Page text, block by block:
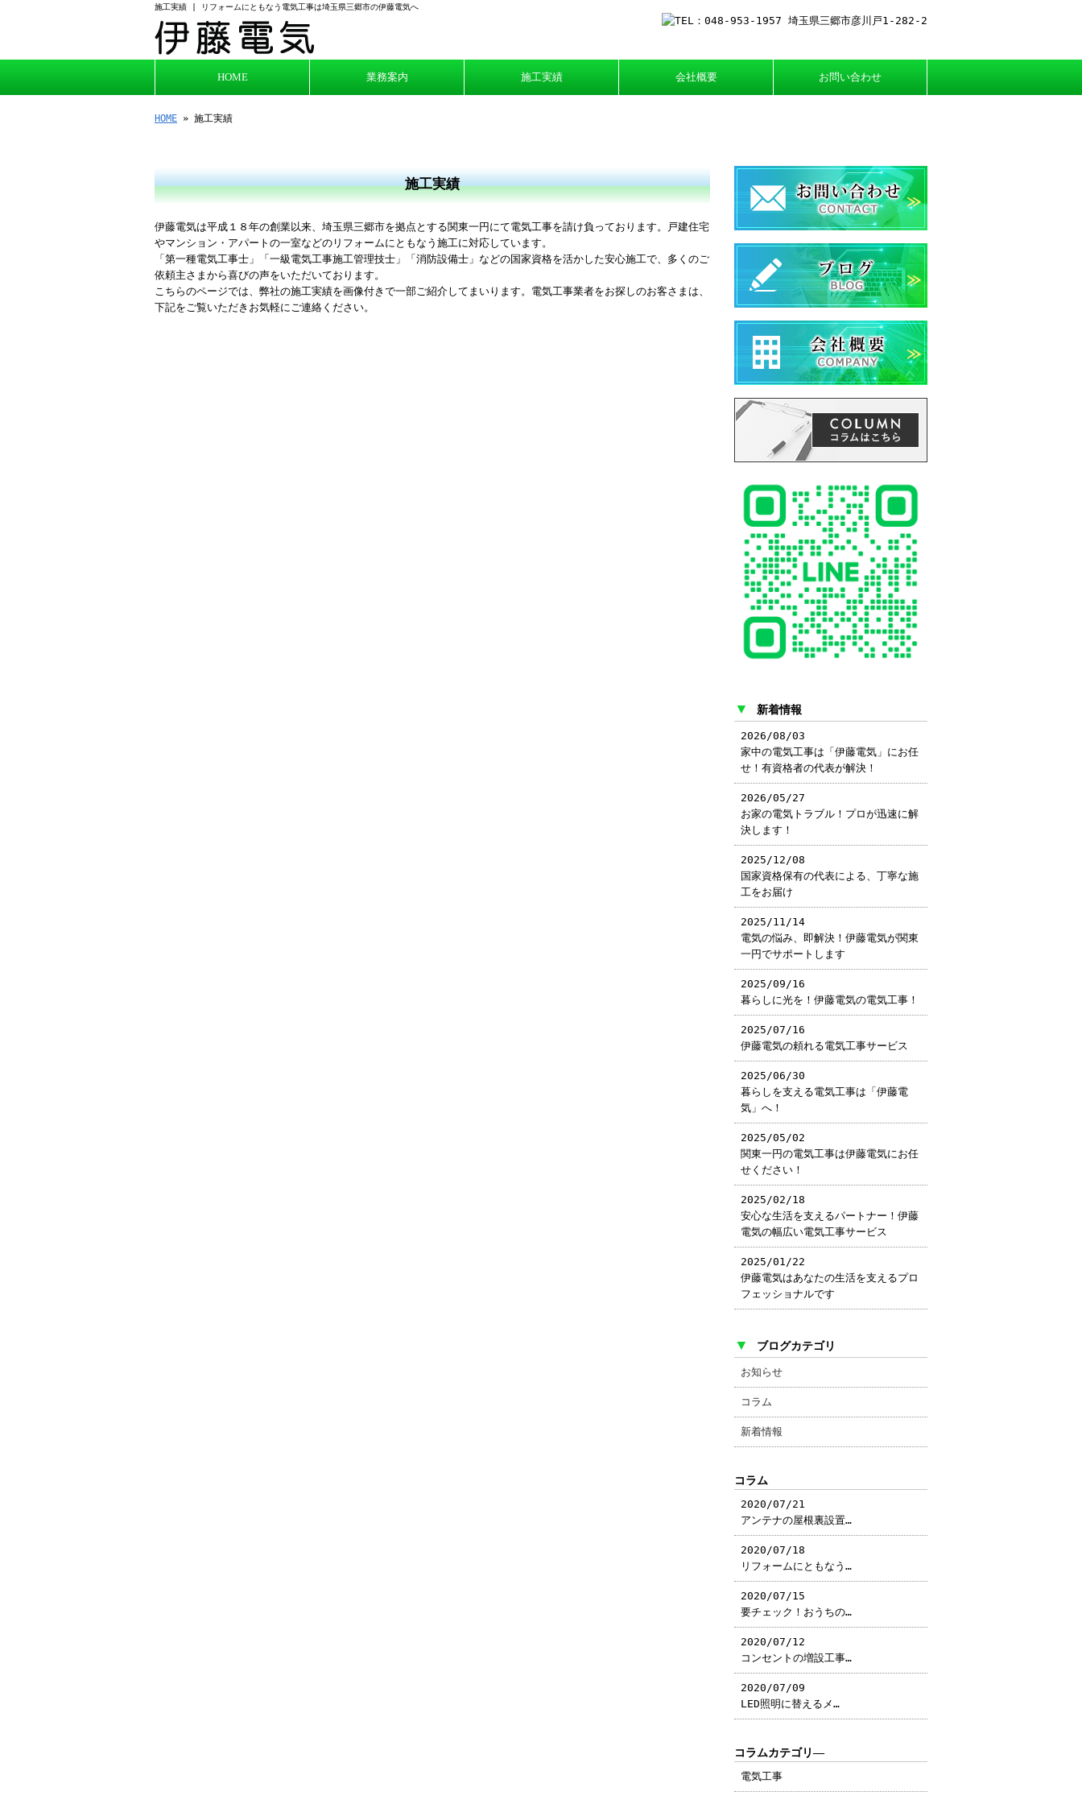
施工実績 | リフォームにともなう電気工事は埼玉県三郷市の伊藤電気へ
HOME 業務案内 施工実績 会社概要 お問い合わせ
HOME » 施工実績
施工実績
伊藤電気は平成１８年の創業以来、埼玉県三郷市を拠点とする関東一円にて電気工事を請け負っております。戸建住宅
やマンション・アパートの一室などのリフォームにともなう施工に対応しています。
「第一種電気工事士」「一級電気工事施工管理技士」「消防設備士」などの国家資格を活かした安心施工で、多くのご
依頼主さまから喜びの声をいただいております。
こちらのページでは、弊社の施工実績を画像付きで一部ご紹介してまいります。電気工事業者をお探しのお客さまは、
下記をご覧いただきお気軽にご連絡ください。
▼ 新着情報
2026/08/03
家中の電気工事は「伊藤電気」にお任
せ！有資格者の代表が解決！
2026/05/27
お家の電気トラブル！プロが迅速に解
決します！
2025/12/08
国家資格保有の代表による、丁寧な施
工をお届け
2025/11/14
電気の悩み、即解決！伊藤電気が関東
一円でサポートします
2025/09/16
暮らしに光を！伊藤電気の電気工事！
2025/07/16
伊藤電気の頼れる電気工事サービス
2025/06/30
暮らしを支える電気工事は「伊藤電
気」へ！
2025/05/02
関東一円の電気工事は伊藤電気にお任
せください！
2025/02/18
安心な生活を支えるパートナー！伊藤
電気の幅広い電気工事サービス
2025/01/22
伊藤電気はあなたの生活を支えるプロ
フェッショナルです
▼ ブログカテゴリ
お知らせ
コラム
新着情報
コラム
2020/07/21
アンテナの屋根裏設置…
2020/07/18
リフォームにともなう…
2020/07/15
要チェック！おうちの…
2020/07/12
コンセントの増設工事…
2020/07/09
LED照明に替えるメ…
コラムカテゴリ―
電気工事